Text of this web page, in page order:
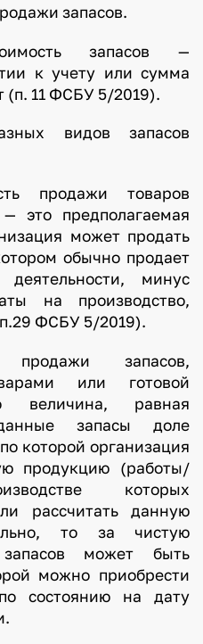
запасов.
запасов —
к учету или сумма
(п. 11 ФСБУ 5/2019).
видов запасов
продажи товаров
это предполагаемая
может продать
обычно продает
минус
на производство,
ФСБУ 5/2019).
продажи запасов,
или готовой
равная
запасы доле
которой организация
продукцию (работы/
которых
рассчитать данную
то за чистую
может быть
можно приобрести
состоянию на дату